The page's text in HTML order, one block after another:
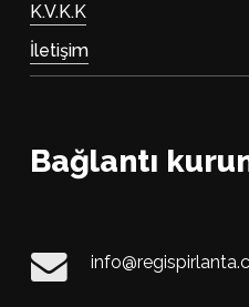
K.V.K.K
İletişim
Bağlantı